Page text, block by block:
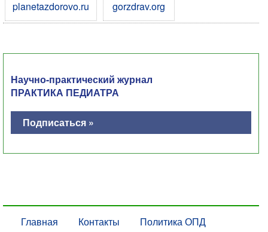
planetazdorovo.ru
gorzdrav.org
Научно-практический журнал
ПРАКТИКА ПЕДИАТРА
Подписаться »
Главная Контакты Политика ОПД